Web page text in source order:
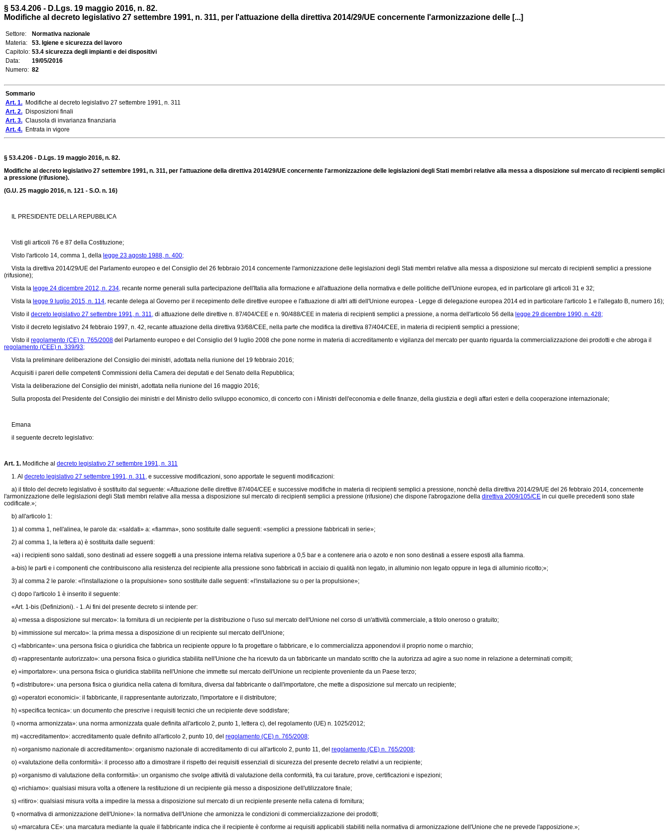
§ 53.4.206 - D.Lgs. 19 maggio 2016, n. 82.
Modifiche al decreto legislativo 27 settembre 1991, n. 311, per l'attuazione della direttiva 2014/29/UE concernente l'armonizzazione delle [...]
Settore:
Normativa nazionale
Materia:
53. Igiene e sicurezza del lavoro
Capitolo: 53.4 sicurezza degli impianti e dei dispositivi
Data:
19/05/2016
Numero: 82
Sommario
Art. 1. Modifiche al decreto legislativo 27 settembre 1991, n. 311
Art. 2. Disposizioni finali
Art. 3. Clausola di invarianza finanziaria
Art. 4. Entrata in vigore
§ 53.4.206 - D.Lgs. 19 maggio 2016, n. 82.
Modifiche al decreto legislativo 27 settembre 1991, n. 311, per l'attuazione della direttiva 2014/29/UE concernente l'armonizzazione delle legislazioni degli Stati membri relative alla messa a disposizione sul mercato di recipienti semplici
a pressione (rifusione).
(G.U. 25 maggio 2016, n. 121 - S.O. n. 16)
IL PRESIDENTE DELLA REPUBBLICA
Visti gli articoli 76 e 87 della Costituzione;
Visto l'articolo 14, comma 1, della legge 23 agosto 1988, n. 400;
Vista la direttiva 2014/29/UE del Parlamento europeo e del Consiglio del 26 febbraio 2014 concernente l'armonizzazione delle legislazioni degli Stati membri relative alla messa a disposizione sul mercato di recipienti semplici a pressione
(rifusione);
Vista la legge 24 dicembre 2012, n. 234, recante norme generali sulla partecipazione dell'Italia alla formazione e all'attuazione della normativa e delle politiche dell'Unione europea, ed in particolare gli articoli 31 e 32;
Vista la legge 9 luglio 2015, n. 114, recante delega al Governo per il recepimento delle direttive europee e l'attuazione di altri atti dell'Unione europea - Legge di delegazione europea 2014 ed in particolare l'articolo 1 e l'allegato B, numero 16);
Visto il decreto legislativo 27 settembre 1991, n. 311, di attuazione delle direttive n. 87/404/CEE e n. 90/488/CEE in materia di recipienti semplici a pressione, a norma dell'articolo 56 della legge 29 dicembre 1990, n. 428;
Visto il decreto legislativo 24 febbraio 1997, n. 42, recante attuazione della direttiva 93/68/CEE, nella parte che modifica la direttiva 87/404/CEE, in materia di recipienti semplici a pressione;
Visto il regolamento (CE) n. 765/2008 del Parlamento europeo e del Consiglio del 9 luglio 2008 che pone norme in materia di accreditamento e vigilanza del mercato per quanto riguarda la commercializzazione dei prodotti e che abroga il
regolamento (CEE) n. 339/93;
Vista la preliminare deliberazione del Consiglio dei ministri, adottata nella riunione del 19 febbraio 2016;
Acquisiti i pareri delle competenti Commissioni della Camera dei deputati e del Senato della Repubblica;
Vista la deliberazione del Consiglio dei ministri, adottata nella riunione del 16 maggio 2016;
Sulla proposta del Presidente del Consiglio dei ministri e del Ministro dello sviluppo economico, di concerto con i Ministri dell'economia e delle finanze, della giustizia e degli affari esteri e della cooperazione internazionale;
Emana
il seguente decreto legislativo:
Art. 1. Modifiche al decreto legislativo 27 settembre 1991, n. 311
1. Al decreto legislativo 27 settembre 1991, n. 311, e successive modificazioni, sono apportate le seguenti modificazioni:
a) il titolo del decreto legislativo è sostituito dal seguente: «Attuazione delle direttive 87/404/CEE e successive modifiche in materia di recipienti semplici a pressione, nonchè della direttiva 2014/29/UE del 26 febbraio 2014, concernente
l'armonizzazione delle legislazioni degli Stati membri relative alla messa a disposizione sul mercato di recipienti semplici a pressione (rifusione) che dispone l'abrogazione della direttiva 2009/105/CE in cui quelle precedenti sono state
codificate.»;
b) all'articolo 1:
1) al comma 1, nell'alinea, le parole da: «saldati» a: «fiamma», sono sostituite dalle seguenti: «semplici a pressione fabbricati in serie»;
2) al comma 1, la lettera a) è sostituita dalle seguenti:
«a) i recipienti sono saldati, sono destinati ad essere soggetti a una pressione interna relativa superiore a 0,5 bar e a contenere aria o azoto e non sono destinati a essere esposti alla fiamma.
a-bis) le parti e i componenti che contribuiscono alla resistenza del recipiente alla pressione sono fabbricati in acciaio di qualità non legato, in alluminio non legato oppure in lega di alluminio ricotto;»;
3) al comma 2 le parole: «l'installazione o la propulsione» sono sostituite dalle seguenti: «l'installazione su o per la propulsione»;
c) dopo l'articolo 1 è inserito il seguente:
«Art. 1-bis (Definizioni). - 1. Ai fini del presente decreto si intende per:
a) «messa a disposizione sul mercato»: la fornitura di un recipiente per la distribuzione o l'uso sul mercato dell'Unione nel corso di un'attività commerciale, a titolo oneroso o gratuito;
b) «immissione sul mercato»: la prima messa a disposizione di un recipiente sul mercato dell'Unione;
c) «fabbricante»: una persona fisica o giuridica che fabbrica un recipiente oppure lo fa progettare o fabbricare, e lo commercializza apponendovi il proprio nome o marchio;
d) «rappresentante autorizzato»: una persona fisica o giuridica stabilita nell'Unione che ha ricevuto da un fabbricante un mandato scritto che la autorizza ad agire a suo nome in relazione a determinati compiti;
e) «importatore»: una persona fisica o giuridica stabilita nell'Unione che immette sul mercato dell'Unione un recipiente proveniente da un Paese terzo;
f) «distributore»: una persona fisica o giuridica nella catena di fornitura, diversa dal fabbricante o dall'importatore, che mette a disposizione sul mercato un recipiente;
g) «operatori economici»: il fabbricante, il rappresentante autorizzato, l'importatore e il distributore;
h) «specifica tecnica»: un documento che prescrive i requisiti tecnici che un recipiente deve soddisfare;
l) «norma armonizzata»: una norma armonizzata quale definita all'articolo 2, punto 1, lettera c), del regolamento (UE) n. 1025/2012;
m) «accreditamento»: accreditamento quale definito all'articolo 2, punto 10, del regolamento (CE) n. 765/2008;
n) «organismo nazionale di accreditamento»: organismo nazionale di accreditamento di cui all'articolo 2, punto 11, del regolamento (CE) n. 765/2008;
o) «valutazione della conformità»: il processo atto a dimostrare il rispetto dei requisiti essenziali di sicurezza del presente decreto relativi a un recipiente;
p) «organismo di valutazione della conformità»: un organismo che svolge attività di valutazione della conformità, fra cui tarature, prove, certificazioni e ispezioni;
q) «richiamo»: qualsiasi misura volta a ottenere la restituzione di un recipiente già messo a disposizione dell'utilizzatore finale;
s) «ritiro»: qualsiasi misura volta a impedire la messa a disposizione sul mercato di un recipiente presente nella catena di fornitura;
t) «normativa di armonizzazione dell'Unione»: la normativa dell'Unione che armonizza le condizioni di commercializzazione dei prodotti;
u) «marcatura CE»: una marcatura mediante la quale il fabbricante indica che il recipiente è conforme ai requisiti applicabili stabiliti nella normativa di armonizzazione dell'Unione che ne prevede l'apposizione.»;